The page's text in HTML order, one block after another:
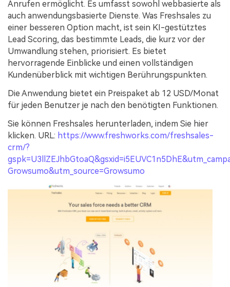
Anrufen ermöglicht. Es umfasst sowohl webbasierte als
auch anwendungsbasierte Dienste. Was Freshsales zu
einer besseren Option macht, ist sein KI-gestütztes
Lead Scoring, das bestimmte Leads, die kurz vor der
Umwandlung stehen, priorisiert. Es bietet
hervorragende Einblicke und einen vollständigen
Kundenüberblick mit wichtigen Berührungspunkten.
Die Anwendung bietet ein Preispaket ab 12 USD/Monat
für jeden Benutzer je nach den benötigten Funktionen.
Sie können Freshsales herunterladen, indem Sie hier
klicken. URL: https://www.freshworks.com/freshsales-
crm/?
Growsumo&utm_source=Growsumo